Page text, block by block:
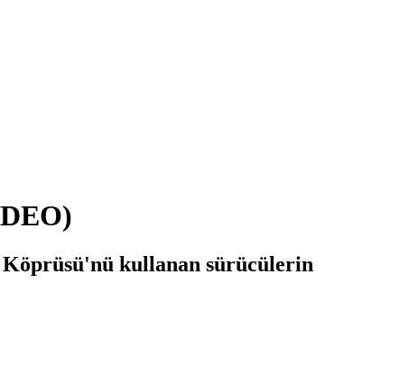
Köprüsü'nü kullanan sürücülerin